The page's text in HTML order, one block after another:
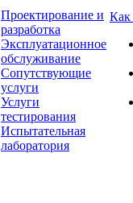
Проектирование и
разработка
Эксплуатационное
обслуживание
Сопутствующие
услуги
Услуги
тестирования
Испытательная
лаборатория
Как